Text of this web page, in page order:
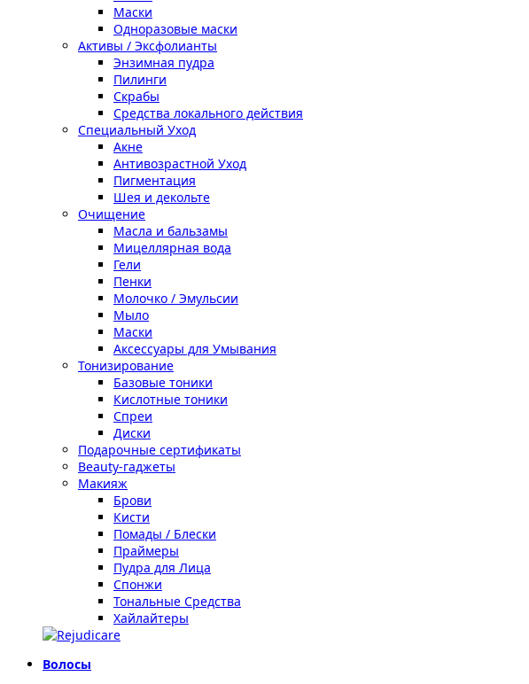
Маски
Одноразовые маски
Активы / Эксфолианты
Энзимная пудра
Пилинги
Скрабы
Средства локального действия
Специальный Уход
Акне
Антивозрастной Уход
Пигментация
Шея и декольте
Очищение
Масла и бальзамы
Мицеллярная вода
Гели
Пенки
Молочко / Эмульсии
Мыло
Маски
Аксессуары для Умывания
Тонизирование
Базовые тоники
Кислотные тоники
Спреи
Диски
Подарочные сертификаты
Beauty-гаджеты
Макияж
Брови
Кисти
Помады / Блески
Праймеры
Пудра для Лица
Спонжи
Тональные Средства
Хайлайтеры
Волосы